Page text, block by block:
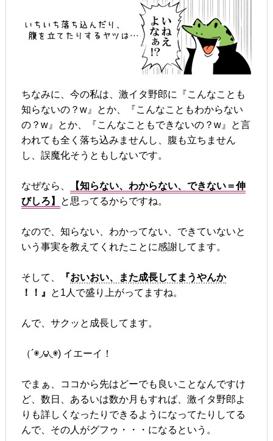
ちなみに、今の私は、激イタ野郎に『こんなことも
知らないの？w』とか、『こんなこともわからない
の？w』とか、『こんなこともできないの？w』と言
われても全く落ち込みませんし、腹も立ちません
し、誤魔化そうともしないです。
なぜなら、
【知らない、わからない、できない＝伸
びしろ】
と思ってるからですね。
なので、知らない、わかってない、できていないと
いう事実を教えてくれたことに感謝してます。
そして、 『おいおい、また成長してまうやんか
！！』
と1人で盛り上がってますね。
んで、サクッと成長してます。
（´◉◞౪◟◉) イエーイ！
でまぁ、ココから先はどーでも良いことなんですけ
ど、数日、あるいは数か月もすれば、激イタ野郎よ
りも詳しくなったりできるようになってたりしてる
んで、その人がグフゥ・・・になるという。